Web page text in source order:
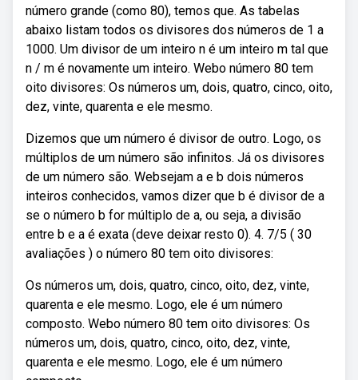
número grande (como 80), temos que. As tabelas
abaixo listam todos os divisores dos números de 1 a
1000. Um divisor de um inteiro n é um inteiro m tal que
n / m é novamente um inteiro. Webo número 80 tem
oito divisores: Os números um, dois, quatro, cinco, oito,
dez, vinte, quarenta e ele mesmo.
Dizemos que um número é divisor de outro. Logo, os
múltiplos de um número são infinitos. Já os divisores
de um número são. Websejam a e b dois números
inteiros conhecidos, vamos dizer que b é divisor de a
se o número b for múltiplo de a, ou seja, a divisão
entre b e a é exata (deve deixar resto 0). 4. 7/5 ( 30
avaliações ) o número 80 tem oito divisores:
Os números um, dois, quatro, cinco, oito, dez, vinte,
quarenta e ele mesmo. Logo, ele é um número
composto. Webo número 80 tem oito divisores: Os
números um, dois, quatro, cinco, oito, dez, vinte,
quarenta e ele mesmo. Logo, ele é um número